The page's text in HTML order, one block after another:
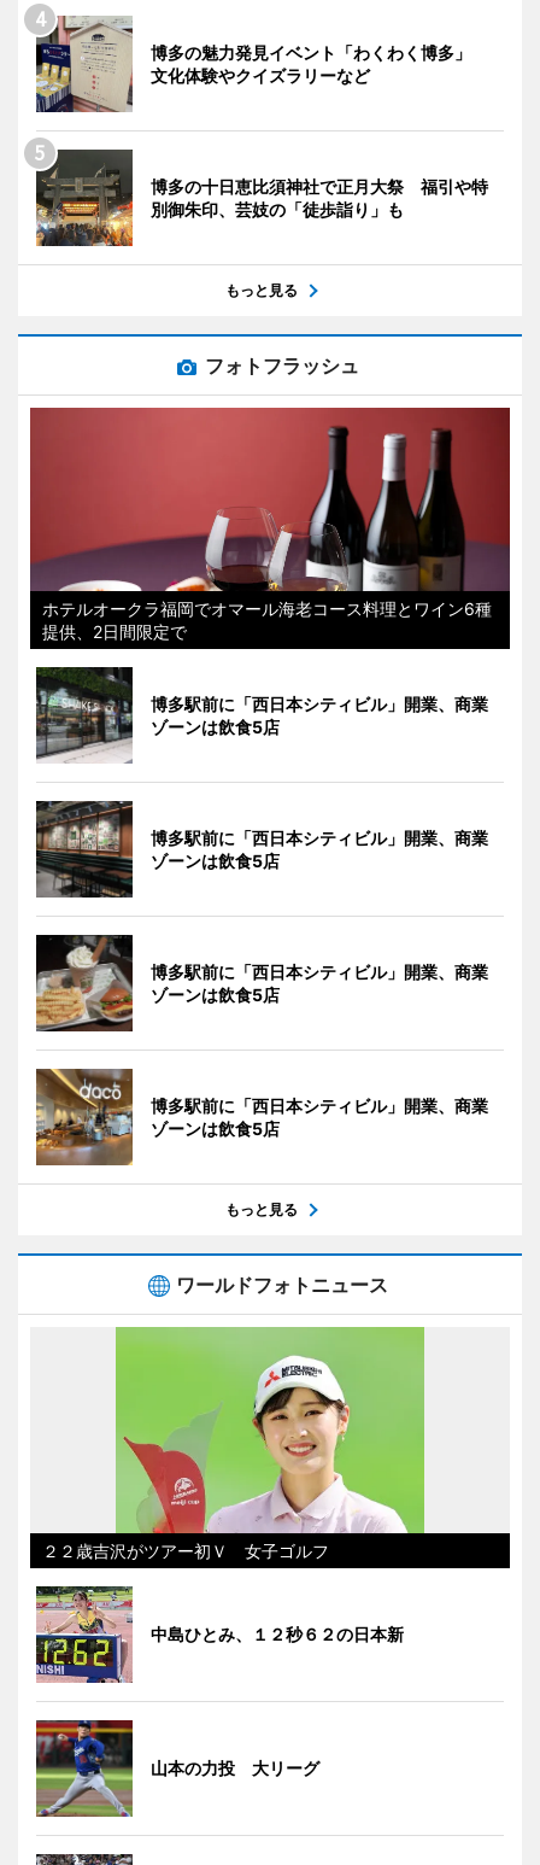
博多の魅力発見イベント「わくわく博多」
文化体験やクイズラリーなど
博多の十日恵比須神社で正月大祭 福引や特
別御朱印、芸妓の「徒歩詣り」も
もっと見る
フォトフラッシュ
ホテルオークラ福岡でオマール海老コース料理とワイン6種
提供、2日間限定で
博多駅前に「西日本シティビル」開業、商業
ゾーンは飲食5店
博多駅前に「西日本シティビル」開業、商業
ゾーンは飲食5店
博多駅前に「西日本シティビル」開業、商業
ゾーンは飲食5店
博多駅前に「西日本シティビル」開業、商業
ゾーンは飲食5店
もっと見る
ワールドフォトニュース
２２歳吉沢がツアー初Ｖ 女子ゴルフ
中島ひとみ、１２秒６２の日本新
山本の力投 大リーグ